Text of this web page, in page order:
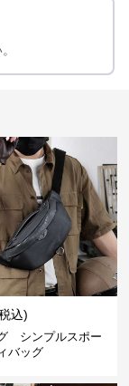
込)
シンプルスポー
バッグ